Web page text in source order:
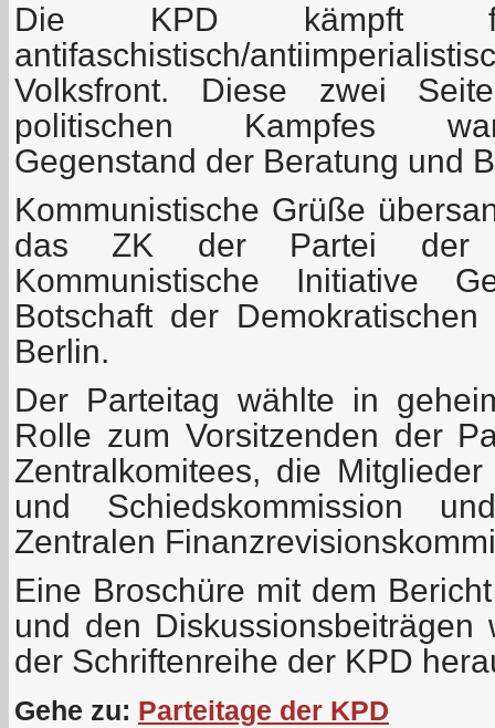
Die KPD kämpft
antifaschistisch/
Volksfront. Diese zwei
politischen Kampfes
Gegenstand der Beratung und
Kommunistische Grüße
das ZK der Partei der
Kommunistische Initiative
Botschaft der
Berlin.
Der Parteitag wählte in
Rolle zum Vorsitzenden der
Zentralkomitees, die
und Schiedskommission
Zentralen
Eine Broschüre mit dem
und den
der Schriftenreihe der KPD
Gehe zu: Parteitage der KPD